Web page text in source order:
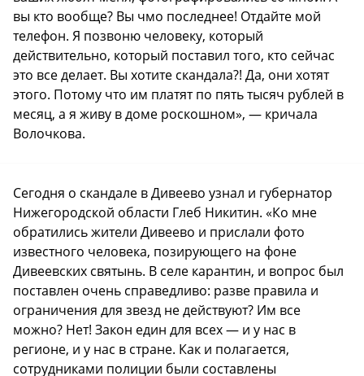
вы кто вообще? Вы чмо последнее! Отдайте мой
телефон. Я позвоню человеку, который
действительно, который поставил того, кто сейчас
это все делает. Вы хотите скандала?! Да, они хотят
этого. Потому что им платят по пять тысяч рублей в
месяц, а я живу в доме роскошном», — кричала
Волочкова.
Сегодня о скандале в Дивеево узнал и губернатор
Нижегородской области Глеб Никитин. «Ко мне
обратились жители Дивеево и прислали фото
известного человека, позирующего на фоне
Дивеевских святынь. В селе карантин, и вопрос был
поставлен очень справедливо: разве правила и
ограничения для звезд не действуют? Им все
можно? Нет! Закон един для всех — и у нас в
регионе, и у нас в стране. Как и полагается,
сотрудниками полиции были составлены